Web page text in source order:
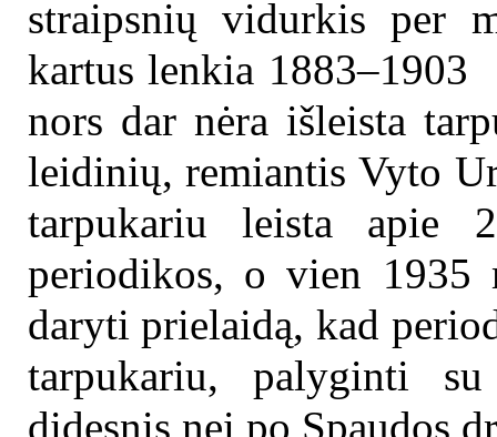
straipsnių vidurkis per
kartus lenkia
nors dar nėra išleista
leidinių, remiantis Vyto
tarpukariu leista apie
periodikos, o vien
daryti prielaidą, kad
tarpukariu, palyginti
didesnis nei po Spaudos